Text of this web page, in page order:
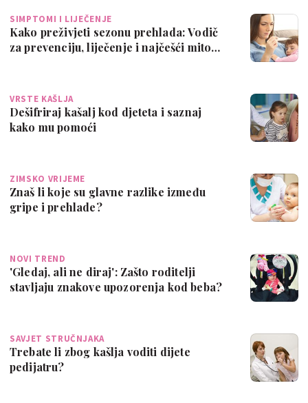
SIMPTOMI I LIJEČENJE
Kako preživjeti sezonu prehlada: Vodič
za prevenciju, liječenje i najčešći mito…
VRSTE KAŠLJA
Dešifriraj kašalj kod djeteta i saznaj
kako mu pomoći
ZIMSKO VRIJEME
Znaš li koje su glavne razlike između
gripe i prehlade?
NOVI TREND
'Gledaj, ali ne diraj': Zašto roditelji
stavljaju znakove upozorenja kod beba?
SAVJET STRUČNJAKA
Trebate li zbog kašlja voditi dijete
pedijatru?